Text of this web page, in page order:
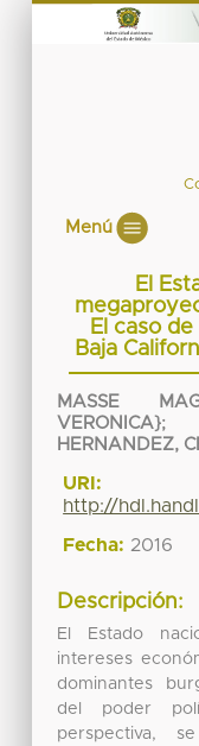
Menú
El
El caso
Baja
MASSE
VERONICA}
HERNANDEZ,
URI:
http://
Fecha: 2016
Descripción:
El Estado
intereses
dominantes
del poder
perspectiva,